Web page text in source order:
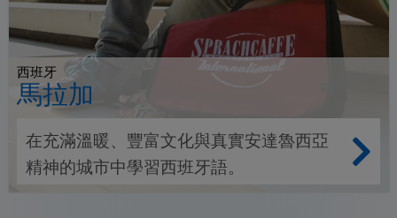
西班牙
馬拉加
在充滿溫暖、豐富文化與真實安達魯西亞
精神的城市中學習西班牙語。